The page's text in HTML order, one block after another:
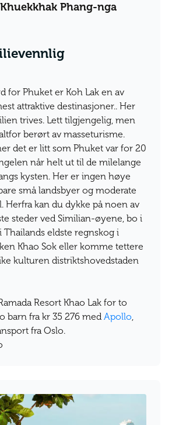
Phang-nga
for Phuket er Koh Lak en av
attraktive destinasjoner.. Her
trives. Lett tilgjengelig, men
berørt av masseturisme.
det er litt som Phuket var for 20
når helt ut til de milelange
kysten. Her er ingen høye
små landsbyer og moderate
Herfra kan du dykke på noen av
steder ved Similian-øyene, bo i
eldste regnskog i
Khao Sok eller komme tettere
kulturen distriktshovedstaden
Resort Khao Lak for to
barn fra kr 35 276 med Apollo,
fra Oslo.